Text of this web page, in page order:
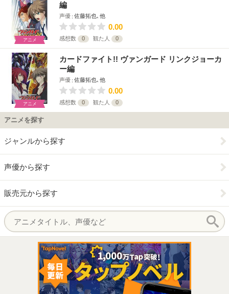
アニメ
編
声優 佐藤拓也､他
0.00
感想数 0 観た人 0
アニメ
カードファイト!! ヴァンガード リンクジョーカ
ー編
声優 佐藤拓也､他
0.00
感想数 0 観た人 0
アニメを探す
ジャンルから探す
声優から探す
販売元から探す